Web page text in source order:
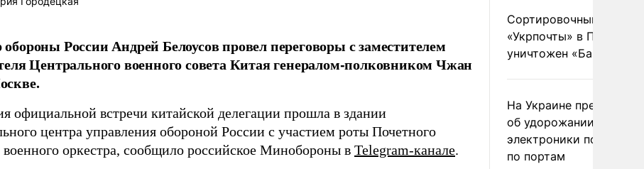
России Андрей Белоусов провел переговоры с заместителем
Центрального военного совета Китая генералом-полковником Чжан
официальной встречи китайской делегации прошла в здании
центра управления обороной России с участием роты Почетного
военного оркестра, сообщило российское Минобороны в Telegram-канале.
Сортировочный пункт
«Укрпочты» в
уничтожен
На Украине
об удорожании
электроники после
по портам